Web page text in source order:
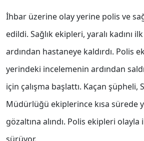
İhbar üzerine olay yerine polis ve
edildi. Sağlık ekipleri, yaralı kadını
ardından hastaneye kaldırdı. Polis
yerindeki incelemenin ardından
için çalışma başlattı. Kaçan şüpheli,
Müdürlüğü ekiplerince kısa sürede
gözaltına alındı. Polis ekipleri